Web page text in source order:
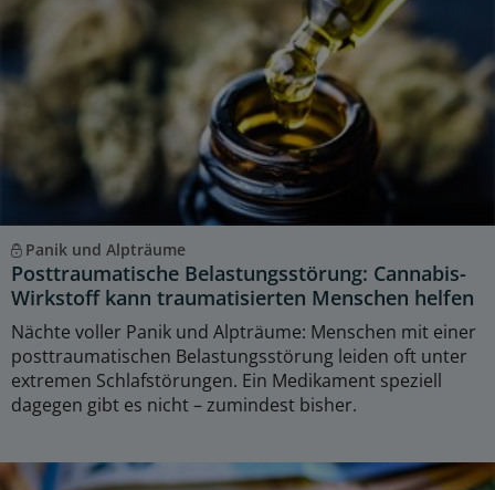
Panik und Alpträume
Posttraumatische Belastungsstörung: Cannabis-
Wirkstoff kann traumatisierten Menschen helfen
Nächte voller Panik und Alpträume: Menschen mit einer
posttraumatischen Belastungsstörung leiden oft unter
extremen Schlafstörungen. Ein Medikament speziell
dagegen gibt es nicht – zumindest bisher.